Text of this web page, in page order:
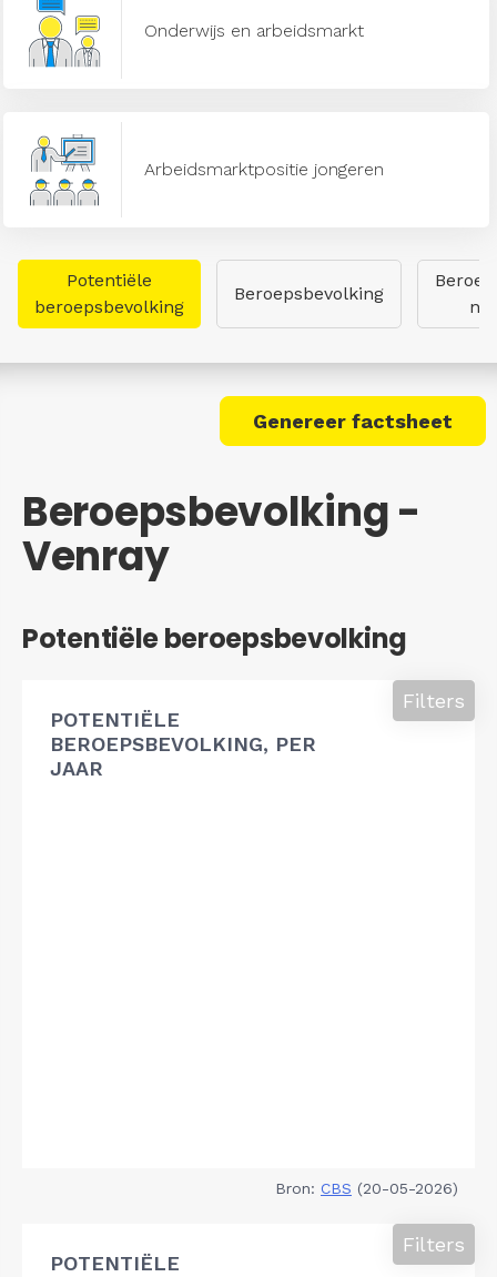
Onderwijs en arbeidsmarkt
Arbeidsmarktpositie jongeren
Potentiële
beroepsbevolking
Beroepsbevolking
Genereer factsheet
Beroepsbevolking -
Venray
Potentiële beroepsbevolking
POTENTIËLE
BEROEPSBEVOLKING, PER
JAAR
Filters
Bron: CBS (20-05-2026)
POTENTIËLE
Filters